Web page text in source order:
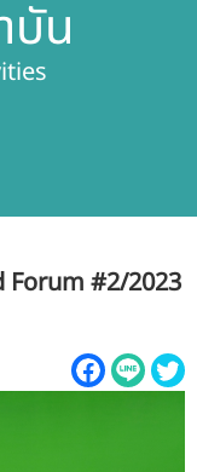
บัน
Forum #2/2023